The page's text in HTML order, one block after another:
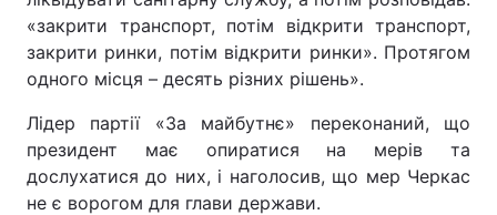
«закрити транспорт, потім відкрити транспорт,
закрити ринки, потім відкрити ринки». Протягом
одного місця – десять різних рішень».
Лідер партії «За майбутнє» переконаний, що
президент має опиратися на мерів та
дослухатися до них, і наголосив, що мер Черкас
не є ворогом для глави держави.